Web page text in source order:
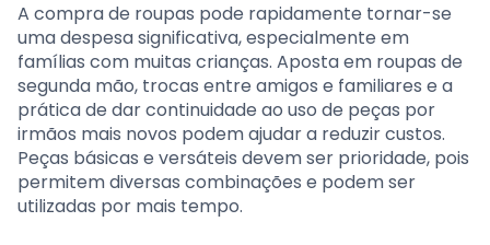
A compra de roupas pode rapidamente tornar-se
uma despesa significativa, especialmente em
famílias com muitas crianças. Aposta em roupas de
segunda mão, trocas entre amigos e familiares e a
prática de dar continuidade ao uso de peças por
irmãos mais novos podem ajudar a reduzir custos.
Peças básicas e versáteis devem ser prioridade, pois
permitem diversas combinações e podem ser
utilizadas por mais tempo.